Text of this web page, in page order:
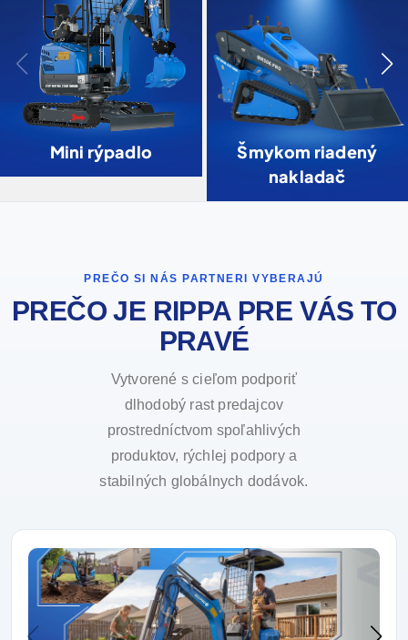
Mini rýpadlo
Šmykom riadený
nakladač
PREČO SI NÁS PARTNERI VYBERAJÚ
PREČO JE RIPPA PRE VÁS TO
PRAVÉ
Vytvorené s cieľom podporiť
dlhodobý rast predajcov
prostredníctvom spoľahlivých
produktov, rýchlej podpory a
stabilných globálnych dodávok.